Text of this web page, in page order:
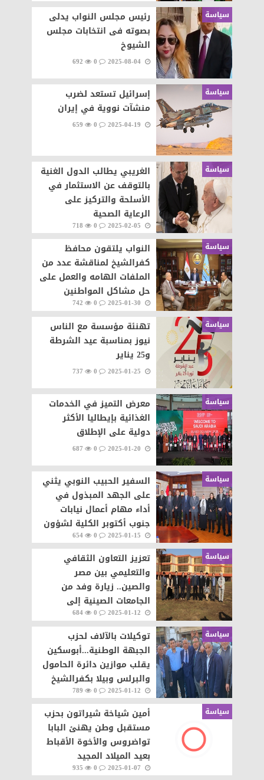
سياسة
رئيس مجلس النواب يدلى
بصوته فى انتخابات مجلس
الشيوخ
2025-08-04
0
692
سياسة
إسرائيل تستعد لضرب
منشآت نووية في إيران
0
659
سياسة
الغريبي يطالب الدول الغنية
بالتوقف عن الاستثمار في
الأسلحة والتركيز على
الرعاية الصحية
0
718
سياسة
النواب يلتقون محافظ
كفرالشيخ لمناقشة عدد من
الملفات الهامه والعمل على
حل مشاكل المواطنين
0
742
سياسة
تهنئة مؤسسة مع الناس
نيوز بمناسبة عيد الشرطة
و25 يناير
0
737
سياسة
معرض التميز في الخدمات
الغذائية بإيطاليا الأكثر
دولية على الإطلاق
0
687
سياسة
السفير الحبيب النوبي يثني
على الجهد المبذول في
أداء مهام أعمال نيابات
جنوب أكتوبر الكلية لشؤون
الأسرة
0
654
سياسة
تعزيز التعاون الثقافي
والتعليمي بين مصر
والصين.. زيارة وفد من
الجامعات الصينية إلى
مدرسة فيكتوريا كوليدج
وجامعة بدر
0
684
سياسة
توكيلات بالآلاف لحزب
الجبهة الوطنية...أبوسكين
يقلب موازين دائرة الحامول
والبرلس وبيلا بكفرالشيخ
0
789
سياسة
أمين شياخة شيراتون بحزب
مستقبل وطن يهنئ البابا
تواضروس والأخوة الأقباط
بعيد الميلاد المجيد
0
935